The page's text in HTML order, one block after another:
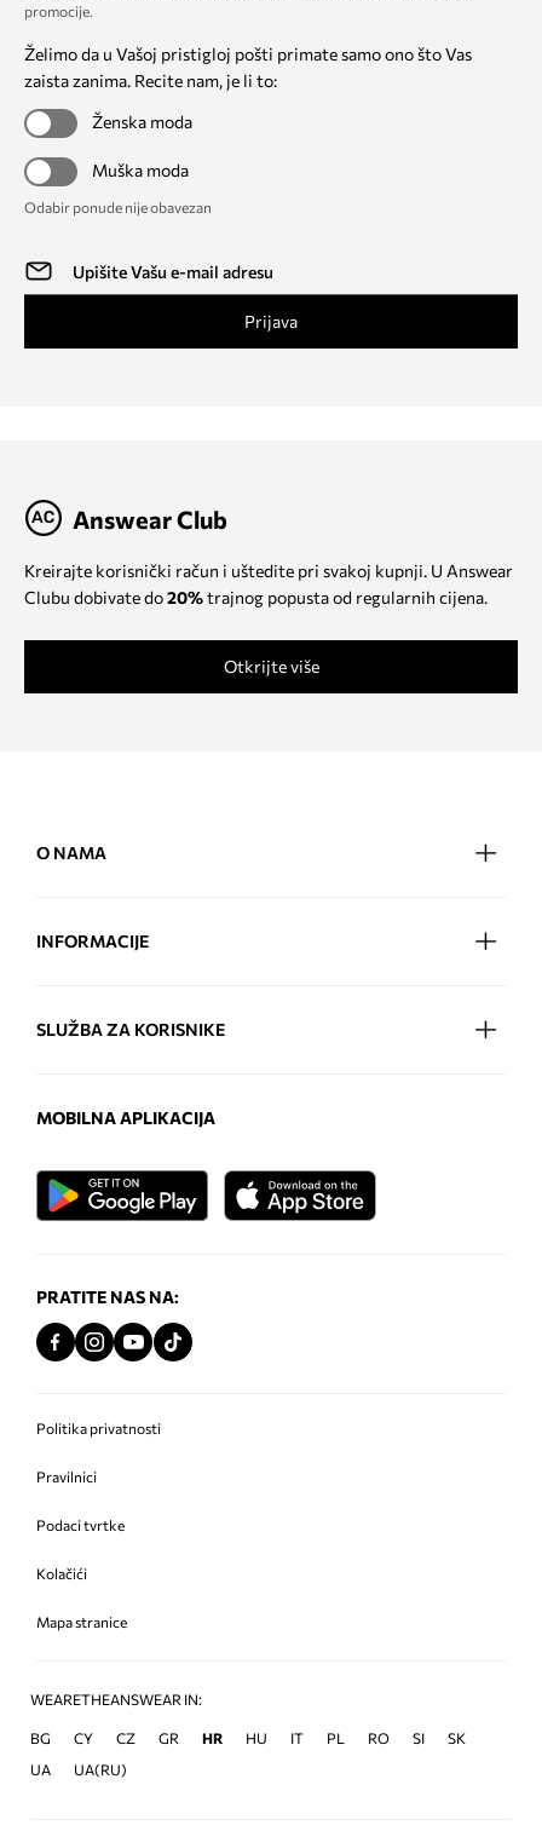
promocije.
Želimo da u Vašoj pristigloj pošti primate samo ono što Vas
zaista zanima. Recite nam, je li to:
Ženska moda
Muška moda
Odabir ponude nije obavezan
Prijava
Answear Club
Kreirajte korisnički račun i uštedite pri svakoj kupnji. U Answear
Clubu dobivate do20%trajnog popusta od regularnih cijena.
Otkrijte više
O NAMA
INFORMACIJE
SLUŽBA ZA KORISNIKE
MOBILNA APLIKACIJA
PRATITE NAS NA:
Politika privatnosti
Pravilnici
Podaci tvrtke
Kolačići
Mapa stranice
WEARETHEANSWEAR IN:
BG CY CZ GR HR HU IT PL RO SI
SK
UA
UA(RU)